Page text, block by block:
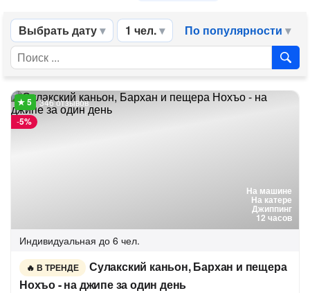
Выбрать дату 1 чел. По популярности
На машине
На катере
Джиппинг
12 часов
-5%
346 отзывов
Индивидуальная до 6 чел.
В ТРЕНДЕ
Сулакский каньон, Бархан и пещера
Нохъо - на джипе за один день